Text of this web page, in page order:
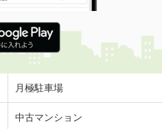
月極駐車場
中古マンション